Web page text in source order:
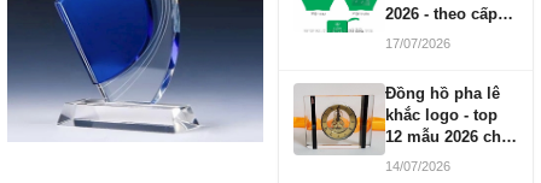
2026 - theo cấp
bậc CBNV
17/07/2026
Đồng hồ pha lê
khắc logo - top
12 mẫu 2026 cho
doanh nghiệp
14/07/2026